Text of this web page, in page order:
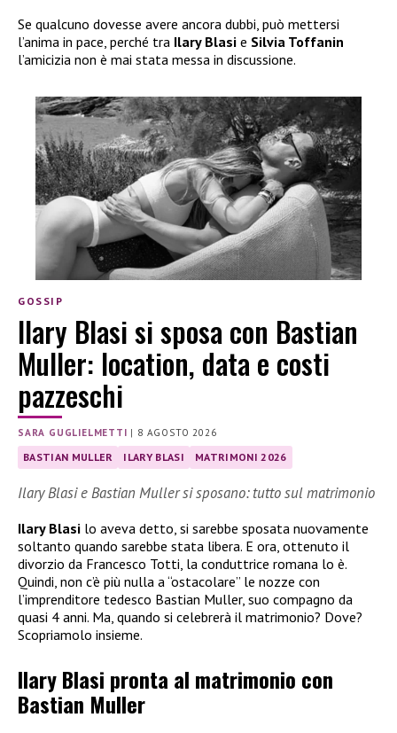
Se qualcuno dovesse avere ancora dubbi, può mettersi
l’anima in pace, perché tra Ilary Blasi e Silvia Toffanin
l’amicizia non è mai stata messa in discussione.
GOSSIP
Ilary Blasi si sposa con Bastian
Muller: location, data e costi
pazzeschi
SARA GUGLIELMETTI | 8 AGOSTO 2026
BASTIAN MULLER ILARY BLASI MATRIMONI 2026
Ilary Blasi e Bastian Muller si sposano: tutto sul matrimonio
Ilary Blasi lo aveva detto, si sarebbe sposata nuovamente
soltanto quando sarebbe stata libera. E ora, ottenuto il
divorzio da Francesco Totti, la conduttrice romana lo è.
Quindi, non c’è più nulla a “ostacolare” le nozze con
l’imprenditore tedesco Bastian Muller, suo compagno da
quasi 4 anni. Ma, quando si celebrerà il matrimonio? Dove?
Scopriamolo insieme.
Ilary Blasi pronta al matrimonio con
Bastian Muller